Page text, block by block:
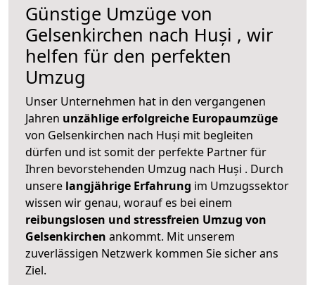
Günstige Umzüge von
Gelsenkirchen nach Huși , wir
helfen für den perfekten
Umzug
Unser Unternehmen hat in den vergangenen
Jahren unzählige erfolgreiche Europaumzüge
von Gelsenkirchen nach Huși mit begleiten
dürfen und ist somit der perfekte Partner für
Ihren bevorstehenden Umzug nach Huși . Durch
unsere langjährige Erfahrung im Umzugssektor
wissen wir genau, worauf es bei einem
reibungslosen und stressfreien Umzug von
Gelsenkirchen ankommt. Mit unserem
zuverlässigen Netzwerk kommen Sie sicher ans
Ziel.